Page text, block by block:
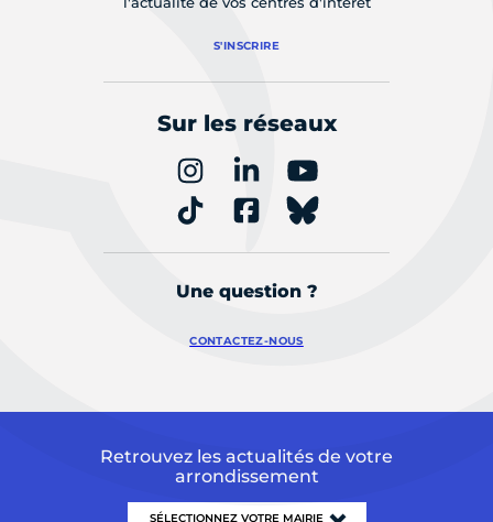
S'INSCRIRE
Sur les réseaux
Une question ?
CONTACTEZ-NOUS
Retrouvez les actualités de votre
arrondissement